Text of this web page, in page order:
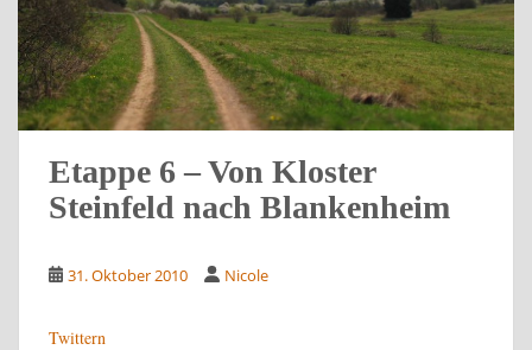
Etappe 6 – Von Kloster
Steinfeld nach Blankenheim
31. Oktober 2010 Nicole
Twittern